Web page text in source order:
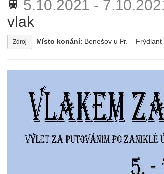
train 5.10.2021 -
vlak
Zdroj Místo konání: Benešov u Pr. – Frýdlant